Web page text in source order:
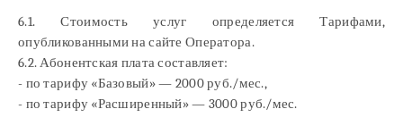
6.1. Стоимость услуг определяется Тарифами,
опубликованными на сайте Оператора.
6.2. Абонентская плата составляет:
- по тарифу «Базовый» — 2000 руб./мес.,
- по тарифу «Расширенный» — 3000 руб./мес.